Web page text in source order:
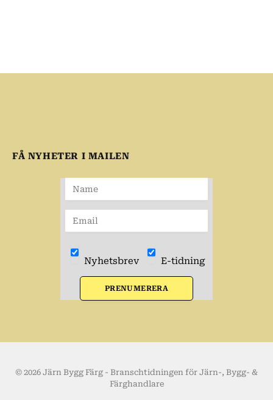
FÅ NYHETER I MAILEN
Nyhetsbrev E-tidning
PRENUMERERA
© 2026 Järn Bygg Färg - Branschtidningen för Järn-, Bygg- &
Färghandlare